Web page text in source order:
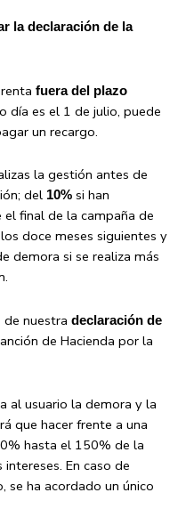
la declaración de la
fuera del plazo
día es el 1 de julio, puede
un recargo.
la gestión antes de
del 10% si han
final de la campaña de
doce meses siguientes y
demora si se realiza más
nuestra declaración de
de Hacienda por la
al usuario la demora y la
que hacer frente a una
hasta el 150% de la
En caso de
se ha acordado un único